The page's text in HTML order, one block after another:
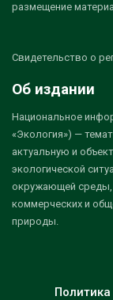
размещение
Свидетельство о
Об издании
Национальное
«Экология») —
актуальную и
экологической
окружающей среды,
коммерческих и
природы.